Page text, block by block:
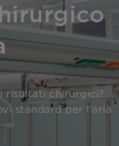
risultati chirurgici?
standard per l'aria